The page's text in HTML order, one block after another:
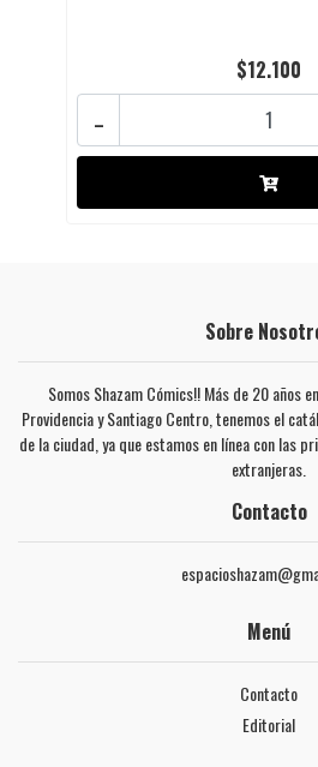
$12.100
-
Sobre
Somos Shazam Cómics!! Más de 20 años
Providencia y Santiago Centro, tenemos el
de la ciudad, ya que estamos en línea con las
extranjeras.
Contacto
Menú
Contacto
Editorial